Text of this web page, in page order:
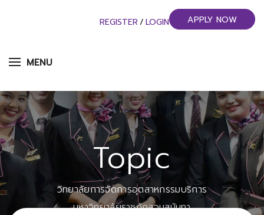
MENU
REGISTER / LOGIN APPLY NOW
Topic
วิทยาลัยการจัดการอุตสาหกรรมบริการ
มหาวิทยาลัยราชภัฏสวนสุนันทา